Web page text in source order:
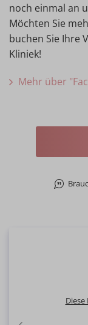
noch einmal an
Möchten Sie
buchen Sie Ihre
Kliniek!
Mehr über